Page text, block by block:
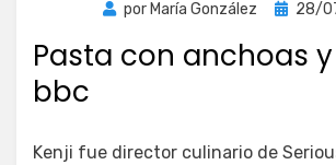
por María González 28/
Pasta con anchoas
bbc
Kenji fue director culinario de